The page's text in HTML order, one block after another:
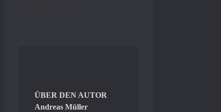
ÜBER DEN AUTOR
Andreas Müller